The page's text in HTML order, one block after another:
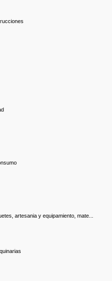
artesania y equipamiento, mate...